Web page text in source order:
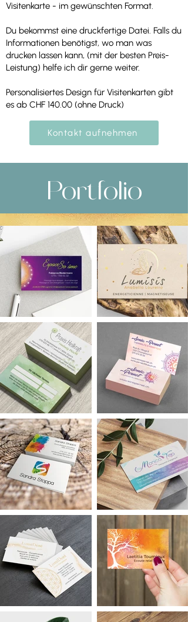
Visitenkarte - im gewünschten Format.
Du bekommst eine druckfertige Datei. Falls du
Informationen benötigst, wo man was
drucken lassen kann, (mit der besten Preis-
Leistung) helfe ich dir gerne weiter.
Personalisiertes Design für Visitenkarten gibt
es ab CHF 140.00 (ohne Druck)
Kontakt aufnehmen
Portfolio